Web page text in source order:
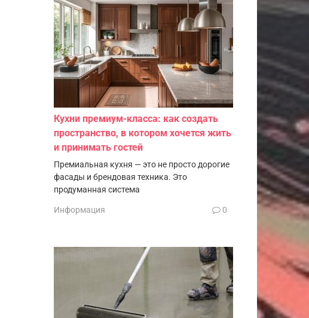
Кухни премиум-класса: как создать
пространство, в котором хочется жить
и принимать гостей
Премиальная кухня — это не просто дорогие
фасады и брендовая техника. Это
продуманная система
Информация 0